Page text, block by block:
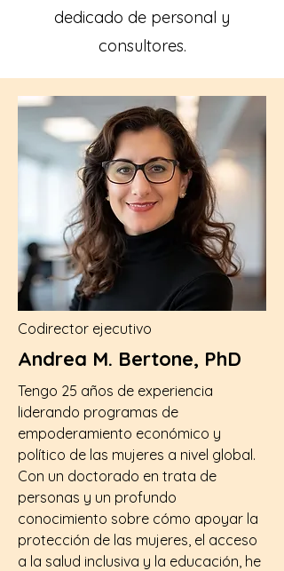
dedicado de personal y
consultores.
Codirector ejecutivo
Andrea M. Bertone, PhD
Tengo 25 años de experiencia
liderando programas de
empoderamiento económico y
político de las mujeres a nivel global.
Con un doctorado en trata de
personas y un profundo
conocimiento sobre cómo apoyar la
protección de las mujeres, el acceso
a la salud inclusiva y la educación, he